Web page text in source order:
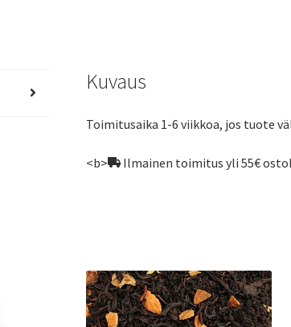
Kuvaus
Toimitusaika 1-6 viikkoa, jos tuote
<b> Ilmainen toimitus yli 55€